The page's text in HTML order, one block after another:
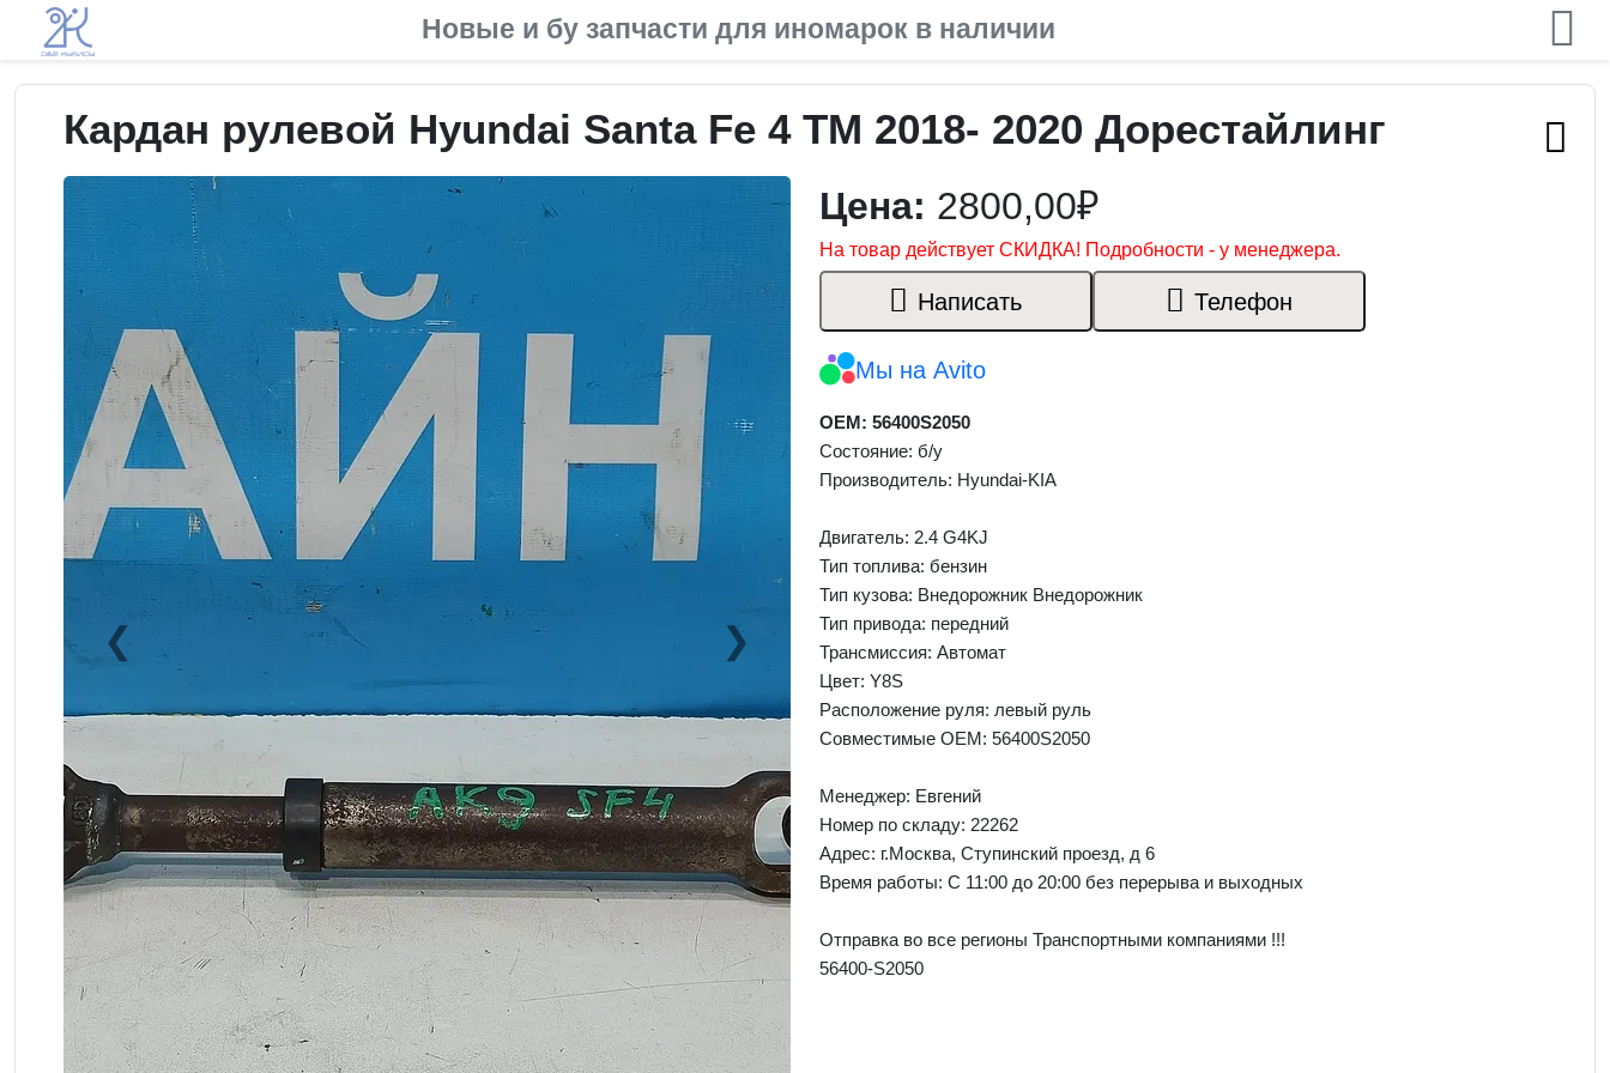
Новые и бу запчасти для иномарок в наличии
Кардан рулевой Hyundai Santa Fe 4 TM 2018- 2020 Дорестайлинг
❮Previous ❯
Next
Цена: 2800,00₽
На товар действует СКИДКА! Подробности - у менеджера.
Написать Телефон
Мы на Avito
OEM: 56400S2050
Состояние: б/у
Производитель: Hyundai-KIA
Двигатель: 2.4 G4KJ
Тип топлива: бензин
Тип кузова: Внедорожник Внедорожник
Тип привода: передний
Трансмиссия: Автомат
Цвет: Y8S
Расположение руля: левый руль
Совместимые OEM: 56400S2050
Менеджер: Евгений
Номер по складу: 22262
Адрес: г.Москва, Ступинский проезд, д 6
Время работы: С 11:00 до 20:00 без перерыва и выходных
Отправка во все регионы Транспортными компаниями !!!
56400-S2050